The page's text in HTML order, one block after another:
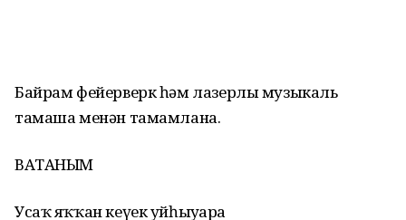
Байрам фейерверк һәм лазерлы музыкаль
тамаша менән тамамлана.
ВАТАНЫМ
Усаҡ яҡҡан кеүек уйһыуҙарҙа